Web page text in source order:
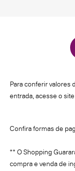
Para conferir valores
entrada, acesse o
Confira formas de
** O Shopping
compra e venda de